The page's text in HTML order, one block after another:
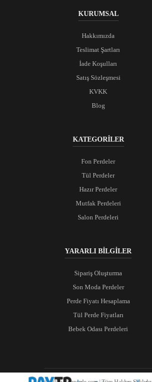
KURUMSAL
Hakkımızda
Teslimat Şartları
İade Koşulları
Satış Sözleşmesi
KVKK
Blog
KATEGORİLER
Fon Perdeler
Tül Perdeler
Hazır Perdeler
Mutfak Perdeleri
Salon Perdeleri
YARARLI BİLGİLER
Sipariş Oluşturma
Son Moda Perdeler
Perde Fiyatı Hesaplama
Tül Perde Fiyatları
Bebek Odası Perdeleri